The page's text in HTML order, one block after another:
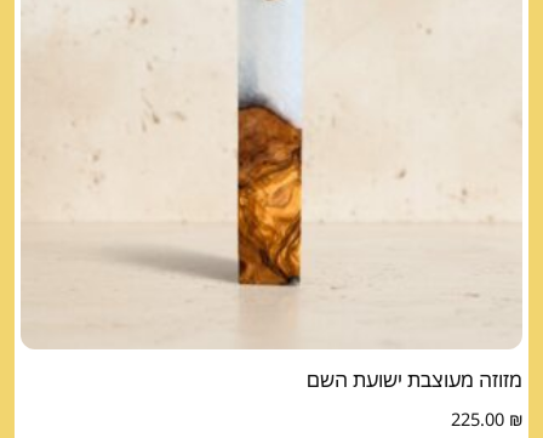
מזוזה מעוצבת ישועת השם
225.00 ₪